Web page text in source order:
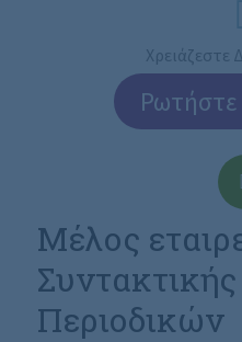
Χρειάζεστε
Ρωτήστε
Μέλος
Περιοδικών